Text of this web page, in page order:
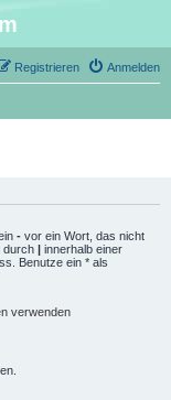
Anmelden
Registrieren
- vor ein Wort, das nicht
durch | innerhalb einer
Benutze ein * als
verwenden